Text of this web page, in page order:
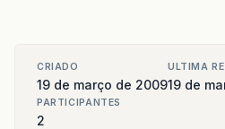
CRIADO
19 de março de 2009
ULTIMA
19 de
PARTICIPANTES
2